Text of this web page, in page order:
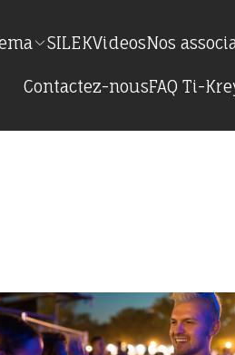
SILEKVideosNos
Contactez-nousFAQ Ti-